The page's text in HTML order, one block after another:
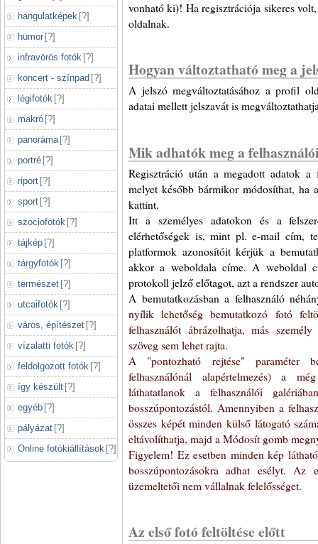
hangulatképek [?]
humor [?]
infravörös fotók [?]
koncert - színpad [?]
légifotók [?]
makró [?]
panoráma [?]
portré [?]
riport [?]
sport [?]
szociofotók [?]
tájkép [?]
tárgyfotók [?]
természet [?]
utcaifotók [?]
város, építészet [?]
vízalatti fotók [?]
feldolgozott fotók [?]
így készült [?]
egyéb [?]
pályázat [?]
Online fotókiállítások [?]
vonható ki)! Ha regisztrációja sikeres
oldalnak.
Hogyan változtatható meg a
A jelszó megváltoztatásához a profil
adatai mellett jelszavát is
Mik adhatók meg a
Regisztráció után a megadott adatok a
melyet később bármikor módosíthat,
kattint.
Itt a személyes adatokon és a
elérhetőségek is, mint pl. e-mail cím,
platformok azonosítóit kérjük a
akkor a weboldala címe. A weboldal
protokoll jelző előtagot, azt a rendszer
A bemutatkozásban a felhasználó
nyílik lehetőség bemutatkozó fotó
felhasználót ábrázolhatja, más
szöveg sem lehet rajta.
A "pontozható rejtése" paraméter
felhasználónál alapértelmezés) a
láthatatlanok a felhasználói
bosszúpontozástól. Amennyiben a
összes képét minden külső látogató
eltávolíthatja, majd a Módosít gomb
Figyelem! Ez esetben minden kép
bosszúpontozásokra adhat esélyt. Az
üzemeltetői nem vállalnak felelősséget.
Az első fotó feltöltése előtt